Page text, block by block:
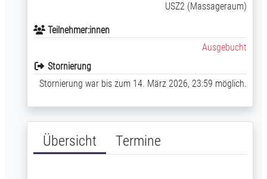
Übersicht Termine
USZ2 (Massageraum)
Teilnehmer:innen
Ausgebucht
Stornierung
Stornierung war bis zum 14. März 2026, 23:59 möglich.